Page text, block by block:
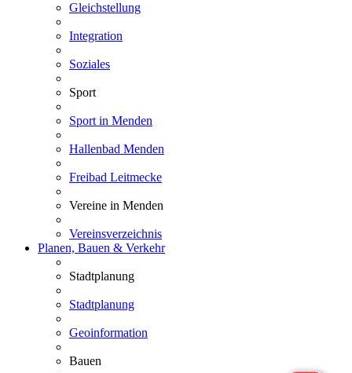
Gleichstellung
Integration
Soziales
Sport
Sport in Menden
Hallenbad Menden
Freibad Leitmecke
Vereine in Menden
Vereinsverzeichnis
Planen, Bauen & Verkehr
Stadtplanung
Stadtplanung
Geoinformation
Bauen